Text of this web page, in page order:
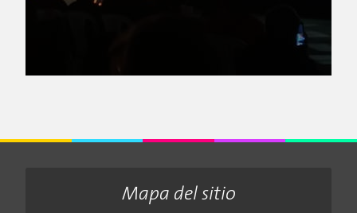
Mapa del sitio